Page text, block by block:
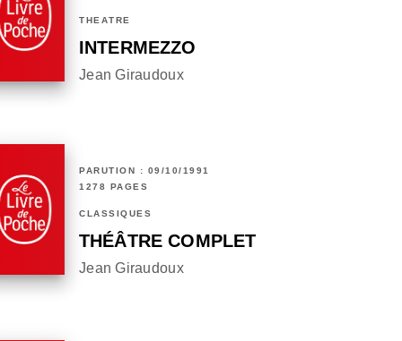
THÉÂTRE
INTERMEZZO
Jean Giraudoux
PARUTION : 09/10/1991
1278 PAGES
CLASSIQUES
THÉÂTRE COMPLET
Jean Giraudoux